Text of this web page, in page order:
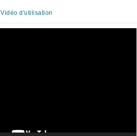
Vidéo d'utilisation